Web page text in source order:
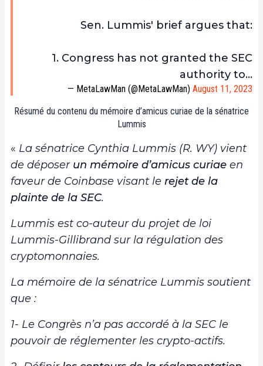
Sen. Lummis' brief argues that:
1. Congress has not granted the SEC
authority to…
— MetaLawMan (@MetaLawMan) August 11, 2023
Résumé du contenu du mémoire d’amicus curiae de la sénatrice
Lummis
« La sénatrice Cynthia Lummis (R. WY) vient
de déposer un mémoire d’amicus curiae en
faveur de Coinbase visant le rejet de la
plainte de la SEC.
Lummis est co-auteur du projet de loi
Lummis-Gillibrand sur la régulation des
cryptomonnaies.
La mémoire de la sénatrice Lummis soutient
que :
1- Le Congrès n’a pas accordé à la SEC le
pouvoir de réglementer les crypto-actifs.